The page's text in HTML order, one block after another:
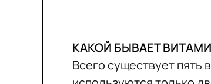
КАКОЙ БЫВАЕТ
Всего существует пять